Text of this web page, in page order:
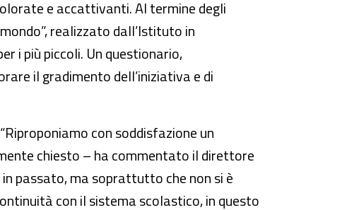
e accattivanti. Al termine degli
realizzato dall’Istituto in
i più piccoli. Un questionario,
il gradimento dell’iniziativa e di
“Riproponiamo con soddisfazione un
chiesto – ha commentato il direttore
passato, ma soprattutto che non si è
con il sistema scolastico, in questo